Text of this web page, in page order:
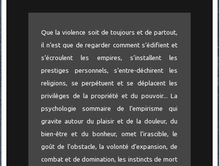
Que la violence soit de toujours et de partout,
il n’est que de regarder comment s’édifient et
s’écroulent les empires, s’installent les
prestiges personnels, s’entre-déchirent les
religions, se perpétuent et se déplacent les
privilèges de la propriété et du pouvoir... La
psychologie sommaire de l’empirisme qui
gravite autour du plaisir et de la douleur, du
bien-être et du bonheur, omet l’irascible, le
goût de l’obstacle, la volonté d’expansion, de
combat et de domination, les instincts de mort